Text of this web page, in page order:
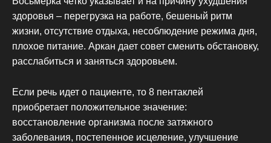
здоровья – перегрузка на работе, бешеный ритм
жизни, отсутствие отдыха, несоблюдение режима дня,
плохое питание. Аркан дает совет сменить обстановку,
расслабиться и заняться здоровьем.
Если речь идет о пациенте, то 8 пентаклей
приобретает положительное значение:
восстановление организма после затяжного
заболевания, постепенное исцеление, улучшение